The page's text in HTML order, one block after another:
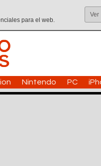
para el web.
Ver
Nintendo PC